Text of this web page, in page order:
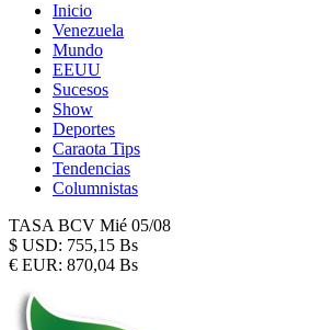
Inicio
Venezuela
Mundo
EEUU
Sucesos
Show
Deportes
Caraota Tips
Tendencias
Columnistas
TASA BCV Mié 05/08
$ USD: 755,15 Bs
€ EUR: 870,04 Bs